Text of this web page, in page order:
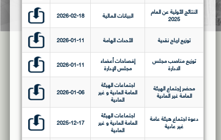
النتائج الأولية عن العام
2025 البيانات المالية 2026-02-18
توزيع ارباح نقدية الأحداث الهامة 2026-01-11
توزيع مناصب مجلس
الادارة
إفصاحات أعضاء
مجلس الإدارة 2026-01-11
محضر إجتماع الهيئة
العامة غير العادية
اجتماعات الهيئة
العامة العادية و غير
العادية
2026-01-06
دعوة اجتماع هيئة عامة
غير عادية
اجتماعات الهيئة
العامة العادية و غير
العادية
2025-12-17